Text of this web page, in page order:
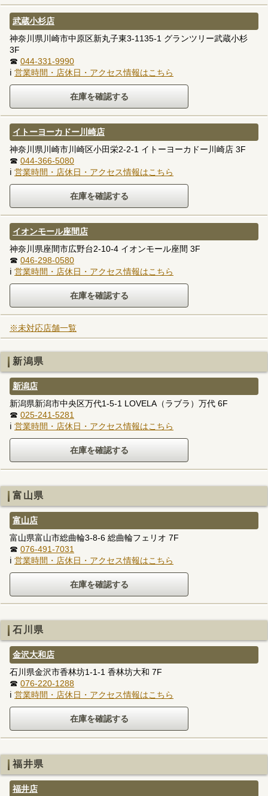
武蔵小杉店
神奈川県川崎市中原区新丸子東3-1135-1 グランツリー武蔵小杉
3F
☎ 044-331-9990
ℹ 営業時間・店休日・アクセス情報はこちら
イトーヨーカドー川崎店
神奈川県川崎市川崎区小田栄2-2-1 イトーヨーカドー川崎店 3F
☎ 044-366-5080
ℹ 営業時間・店休日・アクセス情報はこちら
イオンモール座間店
神奈川県座間市広野台2-10-4 イオンモール座間 3F
☎ 046-298-0580
ℹ 営業時間・店休日・アクセス情報はこちら
※未対応店舗一覧
新潟県
新潟店
新潟県新潟市中央区万代1-5-1 LOVELA（ラブラ）万代 6F
☎ 025-241-5281
ℹ 営業時間・店休日・アクセス情報はこちら
富山県
富山店
富山県富山市総曲輪3-8-6 総曲輪フェリオ 7F
☎ 076-491-7031
ℹ 営業時間・店休日・アクセス情報はこちら
石川県
金沢大和店
石川県金沢市香林坊1-1-1 香林坊大和 7F
☎ 076-220-1288
ℹ 営業時間・店休日・アクセス情報はこちら
福井県
福井店